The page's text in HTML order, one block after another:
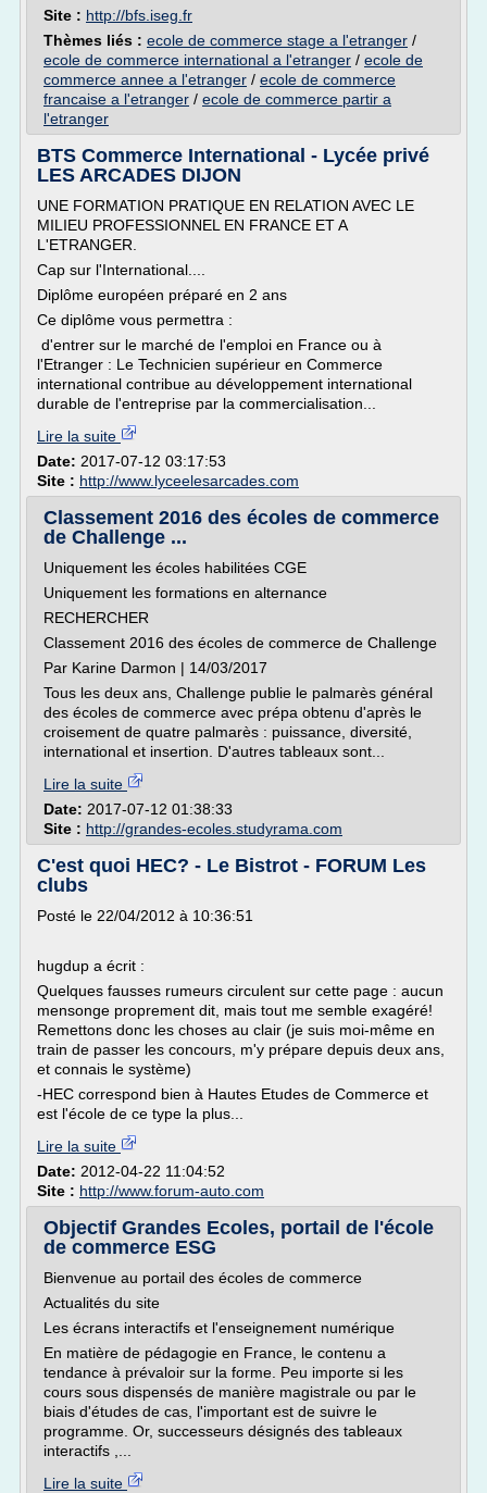
Site : http://bfs.iseg.fr
Thèmes liés : ecole de commerce stage a l'etranger /
ecole de commerce international a l'etranger / ecole de
commerce annee a l'etranger / ecole de commerce
francaise a l'etranger / ecole de commerce partir a
l'etranger
BTS Commerce International - Lycée privé
LES ARCADES DIJON
UNE FORMATION PRATIQUE EN RELATION AVEC LE
MILIEU PROFESSIONNEL EN FRANCE ET A
L'ETRANGER.
Cap sur l'International....
Diplôme européen préparé en 2 ans
Ce diplôme vous permettra :
d'entrer sur le marché de l'emploi en France ou à
l'Etranger : Le Technicien supérieur en Commerce
international contribue au développement international
durable de l'entreprise par la commercialisation...
Lire la suite
Date: 2017-07-12 03:17:53
Site : http://www.lyceelesarcades.com
Classement 2016 des écoles de commerce
de Challenge ...
Uniquement les écoles habilitées CGE
Uniquement les formations en alternance
RECHERCHER
Classement 2016 des écoles de commerce de Challenge
Par Karine Darmon | 14/03/2017
Tous les deux ans, Challenge publie le palmarès général
des écoles de commerce avec prépa obtenu d'après le
croisement de quatre palmarès : puissance, diversité,
international et insertion. D'autres tableaux sont...
Lire la suite
Date: 2017-07-12 01:38:33
Site : http://grandes-ecoles.studyrama.com
C'est quoi HEC? - Le Bistrot - FORUM Les
clubs
Posté le 22/04/2012 à 10:36:51
hugdup a écrit :
Quelques fausses rumeurs circulent sur cette page : aucun
mensonge proprement dit, mais tout me semble exagéré!
Remettons donc les choses au clair (je suis moi-même en
train de passer les concours, m'y prépare depuis deux ans,
et connais le système)
-HEC correspond bien à Hautes Etudes de Commerce et
est l'école de ce type la plus...
Lire la suite
Date: 2012-04-22 11:04:52
Site : http://www.forum-auto.com
Objectif Grandes Ecoles, portail de l'école
de commerce ESG
Bienvenue au portail des écoles de commerce
Actualités du site
Les écrans interactifs et l'enseignement numérique
En matière de pédagogie en France, le contenu a
tendance à prévaloir sur la forme. Peu importe si les
cours sous dispensés de manière magistrale ou par le
biais d'études de cas, l'important est de suivre le
programme. Or, successeurs désignés des tableaux
interactifs ,...
Lire la suite